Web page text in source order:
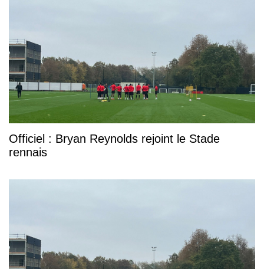
Officiel : Bryan Reynolds rejoint le Stade
rennais